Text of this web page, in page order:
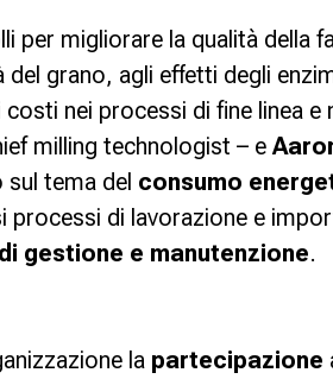
per migliorare la qualità della
grano, agli effetti degli
costi nei processi di fine linea
milling technologist – e
sul tema del consumo
processi di lavorazione e
gestione e manutenzione.
la partecipazione